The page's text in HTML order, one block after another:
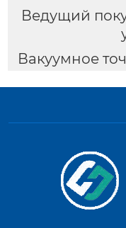
Ведущий
Вакуумное